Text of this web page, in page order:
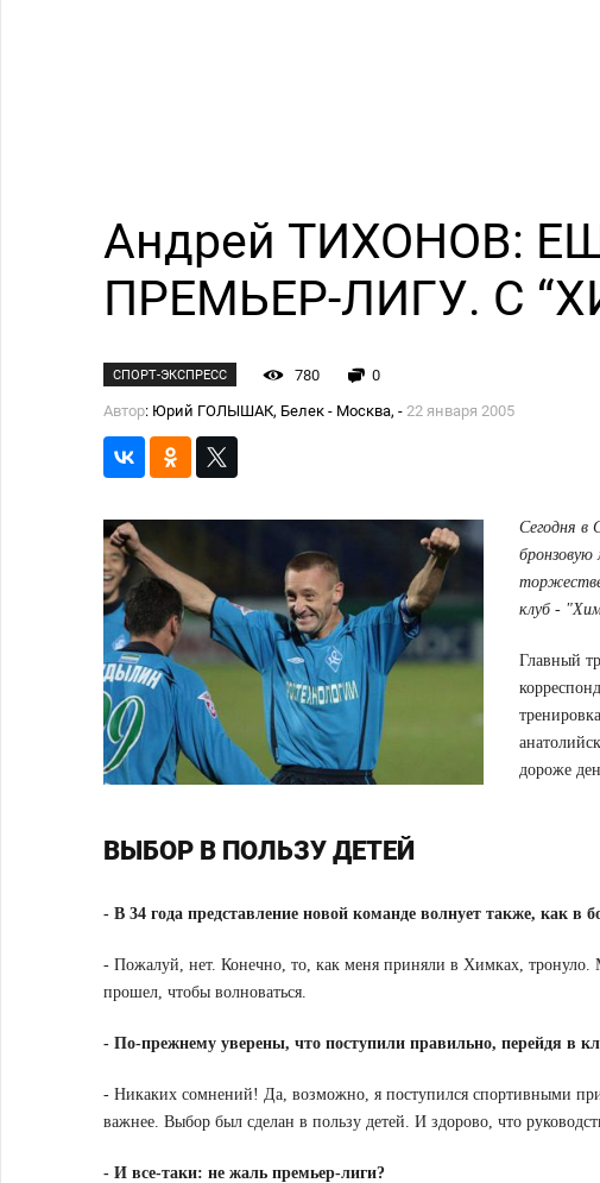
Андрей ТИХОНОВ:
ПРЕМЬЕР-ЛИГУ. С
СПОРТ-ЭКСПРЕСС 780
0
Автор: Юрий ГОЛЫШАК, Белек - Москва, - 22 января 2005
Сегодня в
клуб -
Главный
дороже
ВЫБОР В ПОЛЬЗУ ДЕТЕЙ
- В 34 года представление новой команде волнует также, как в
- Пожалуй, нет. Конечно, то, как меня приняли в Химках, тронуло.
прошел, чтобы волноваться.
- По-прежнему уверены, что поступили правильно, перейдя в
- Никаких сомнений! Да, возможно, я поступился спортивными
важнее. Выбор был сделан в пользу детей. И здорово, что
- И все-таки: не жаль премьер-лиги?